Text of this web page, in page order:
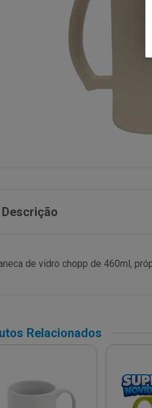
Descrição
de vidro chopp de 460ml,
Relacionados